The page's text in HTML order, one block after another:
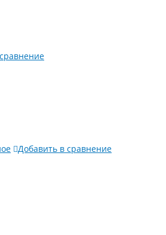
Добавить в сравнение